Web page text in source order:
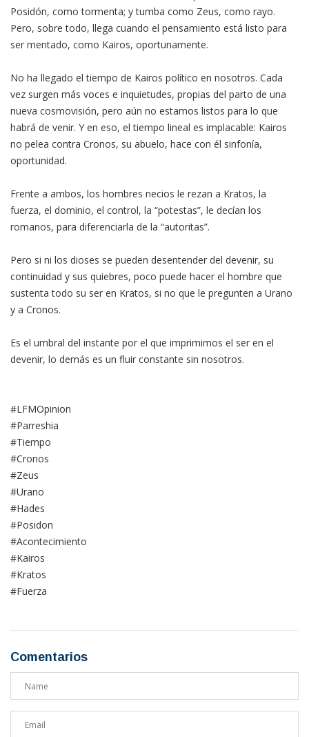
Posidón, como tormenta; y tumba como Zeus, como rayo.
Pero, sobre todo, llega cuando el pensamiento está listo para
ser mentado, como Kairos, oportunamente.
No ha llegado el tiempo de Kairos político en nosotros. Cada
vez surgen más voces e inquietudes, propias del parto de una
nueva cosmovisión, pero aún no estamos listos para lo que
habrá de venir. Y en eso, el tiempo lineal es implacable: Kairos
no pelea contra Cronos, su abuelo, hace con él sinfonía,
oportunidad.
Frente a ambos, los hombres necios le rezan a Kratos, la
fuerza, el dominio, el control, la “potestas”, le decían los
romanos, para diferenciarla de la “autoritas”.
Pero si ni los dioses se pueden desentender del devenir, su
continuidad y sus quiebres, poco puede hacer el hombre que
sustenta todo su ser en Kratos, si no que le pregunten a Urano
y a Cronos.
Es el umbral del instante por el que imprimimos el ser en el
devenir, lo demás es un fluir constante sin nosotros.
#LFMOpinion
#Parreshia
#Tiempo
#Cronos
#Zeus
#Urano
#Hades
#Posidon
#Acontecimiento
#Kairos
#Kratos
#Fuerza
Comentarios